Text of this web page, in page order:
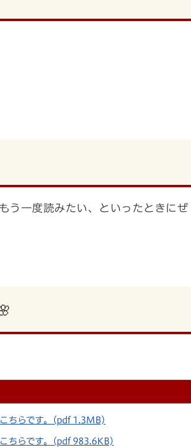
う一度読みたい、といったときにぜ
ちらです。 (pdf 1.3MB)
ちらです。 (pdf 983.6KB)